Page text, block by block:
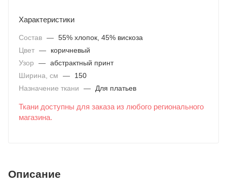
Характеристики
Состав — 55% хлопок, 45% вискоза
Цвет —
коричневый
Узор
— абстрактный принт
Ширина, см
—
150
Назначение ткани
— Для платьев
Ткани доступны для заказа из любого регионального
магазина.
Описание